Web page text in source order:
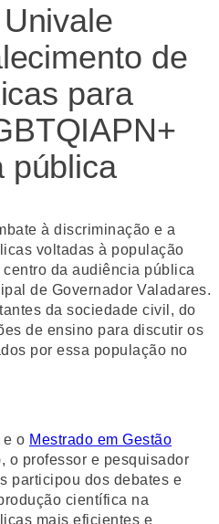
de
para
pública
à discriminação e a
voltadas à população
da audiência pública
de Governador Valadares.
da sociedade civil, do
de ensino para discutir os
por essa população no
e o Mestrado em Gestão
o professor e pesquisador
participou dos debates e
científica na
mais eficientes e